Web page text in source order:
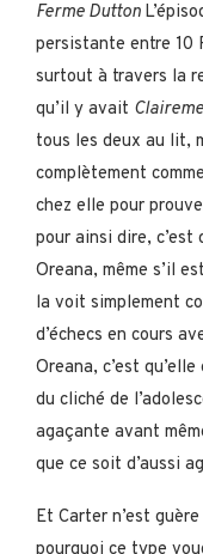
Ferme Dutton
persistante entre 10
surtout à travers la
qu’il y avait
tous les deux au lit,
complètement
chez elle pour
pour ainsi dire, c’est
Oreana, même s’il
la voit simplement
d’échecs en cours
Oreana, c’est
du cliché de
agaçante avant
que ce soit d’aussi
Et Carter n’est